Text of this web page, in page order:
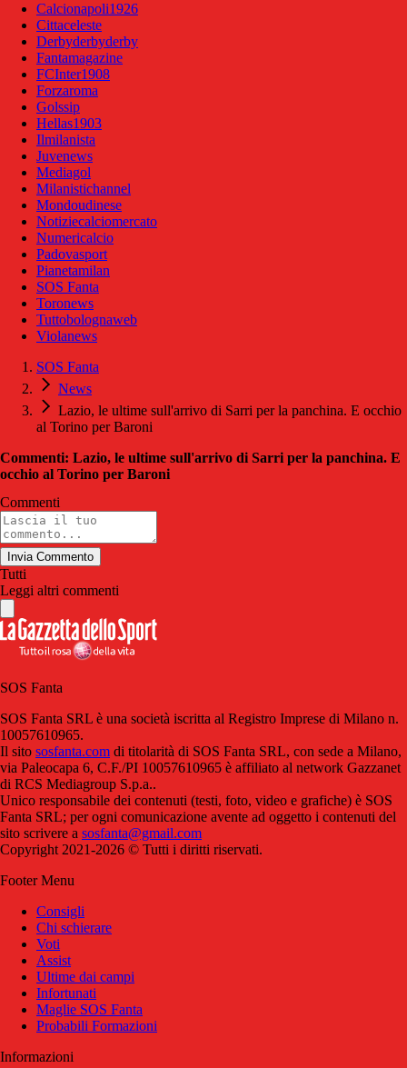
Calcionapoli1926
Cittaceleste
Derbyderbyderby
Fantamagazine
FCInter1908
Forzaroma
Golssip
Hellas1903
Ilmilanista
Juvenews
Mediagol
Milanistichannel
Mondoudinese
Notiziecalciomercato
Numericalcio
Padovasport
Pianetamilan
SOS Fanta
Toronews
Tuttobolognaweb
Violanews
SOS Fanta
News
Lazio, le ultime sull'arrivo di Sarri per la panchina. E occhio
al Torino per Baroni
Commenti: Lazio, le ultime sull'arrivo di Sarri per la panchina. E
occhio al Torino per Baroni
Commenti
Invia Commento
Tutti
Leggi altri commenti
SOS Fanta
SOS Fanta SRL è una società iscritta al Registro Imprese di Milano n.
10057610965.
Il sito sosfanta.com di titolarità di SOS Fanta SRL, con sede a Milano,
via Paleocapa 6, C.F./PI 10057610965 è affiliato al network Gazzanet
di RCS Mediagroup S.p.a..
Unico responsabile dei contenuti (testi, foto, video e grafiche) è SOS
Fanta SRL; per ogni comunicazione avente ad oggetto i contenuti del
sito scrivere a sosfanta@gmail.com
Copyright 2021-2026 © Tutti i diritti riservati.
Footer Menu
Consigli
Chi schierare
Voti
Assist
Ultime dai campi
Infortunati
Maglie SOS Fanta
Probabili Formazioni
Informazioni